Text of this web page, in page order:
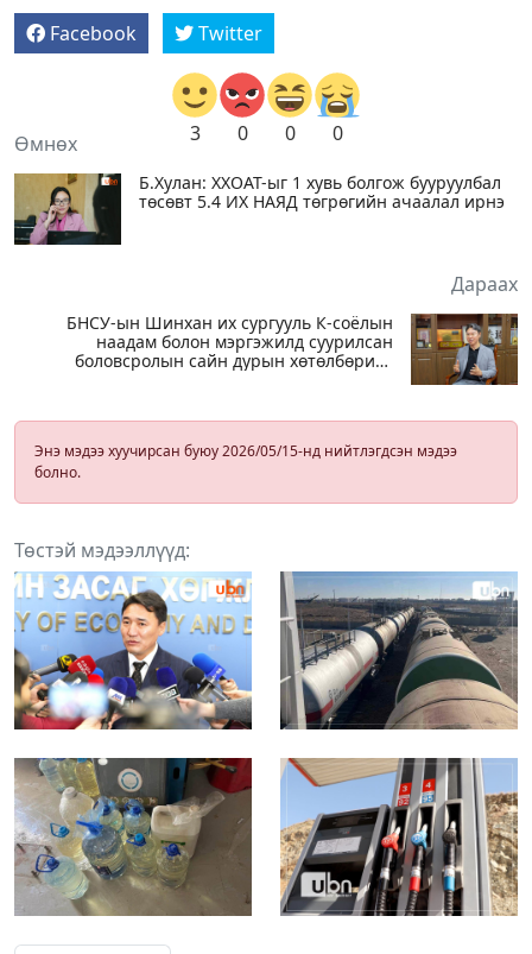
Facebook Twitter
3 0 0 0
Өмнөх
Б.Хулан: ХХОАТ-ыг 1 хувь болгож бууруулбал
төсөвт 5.4 ИХ НАЯД төгрөгийн ачаалал ирнэ
Дараах
БНСУ-ын Шинхан их сургууль К-соёлын
наадам болон мэргэжилд суурилсан
боловсролын сайн дурын хөтөлбөрийг
Энэ мэдээ хуучирсан буюу 2026/05/15-нд нийтлэгдсэн мэдээ
болно.
Төстэй мэдээллүүд: